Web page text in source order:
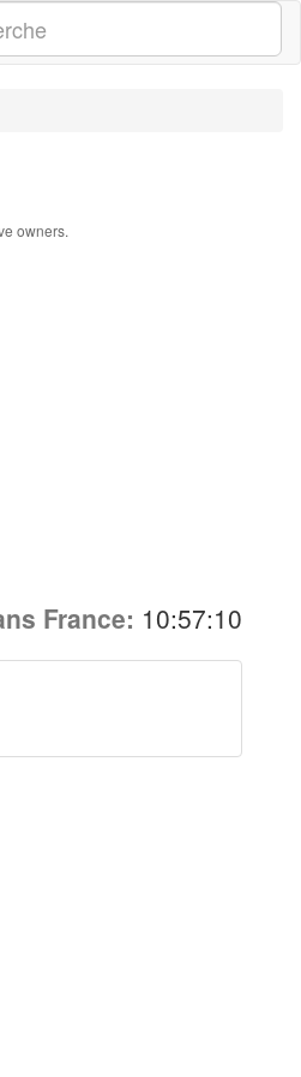
owners.
France: 10:57:10